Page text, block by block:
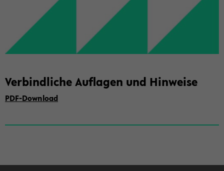
Ver­bind­li­che Auf­la­gen und Hin­wei­se
PDF-​Download